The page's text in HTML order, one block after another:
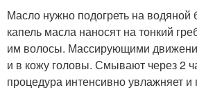
Масло нужно подогреть на водяной
капель масла наносят на тонкий
им волосы. Массирующими
и в кожу головы. Смывают через 2
процедура интенсивно увлажняет и